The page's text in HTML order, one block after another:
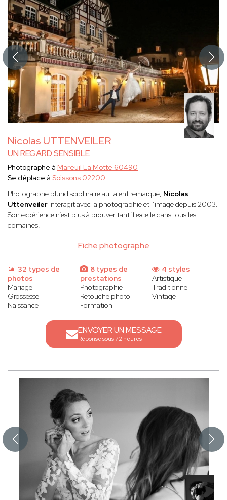
Nicolas UTTENVEILER
UN REGARD SENSIBLE
Fiche photographe
Photographe à Mareuil La Motte 60490
Se déplace à Soissons 02200
Photographe pluridisciplinaire au talent remarqué, Nicolas
Uttenveilerinteragit avec la photographie et l’image depuis 2003.
Son expérience n’est plus à prouver tant il excelle dans tous les
domaines.
32 types de
photos
Mariage
Grossesse
Naissance
8 types de
prestations
Photographie
Retouche photo
Formation
4 styles
Artistique
Traditionnel
Vintage
ENVOYER UN MESSAGE
Réponse sous 72 heures